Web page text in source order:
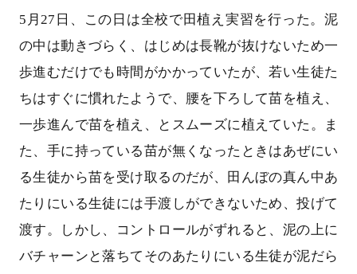
5月27日、この日は全校で田植え実習を行った。泥
の中は動きづらく、はじめは長靴が抜けないため一
歩進むだけでも時間がかかっていたが、若い生徒た
ちはすぐに慣れたようで、腰を下ろして苗を植え、
一歩進んで苗を植え、とスムーズに植えていた。ま
た、手に持っている苗が無くなったときはあぜにい
る生徒から苗を受け取るのだが、田んぼの真ん中あ
たりにいる生徒には手渡しができないため、投げて
渡す。しかし、コントロールがずれると、泥の上に
バチャーンと落ちてそのあたりにいる生徒が泥だら